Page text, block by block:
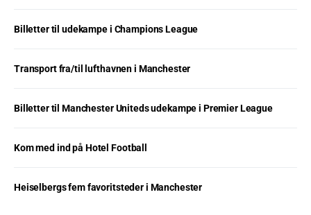
Billetter til udekampe i Champions League
Transport fra/til lufthavnen i Manchester
Billetter til Manchester Uniteds udekampe i Premier League
Kom med ind på Hotel Football
Heiselbergs fem favoritsteder i Manchester